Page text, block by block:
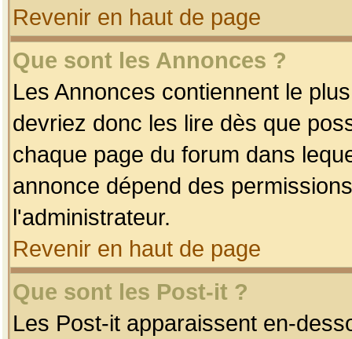
Revenir en haut de page
Que sont les Annonces ?
Les Annonces contiennent le
devriez donc les lire dès que
chaque page du forum dans
annonce dépend des
l'administrateur.
Revenir en haut de page
Que sont les Post-it ?
Les Post-it apparaissent en-